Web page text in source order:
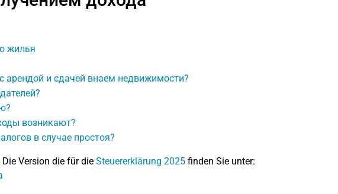
жилья
арендой и сдачей внаем недвижимости?
возникают?
в случае простоя?
Die Version die für die Steuererklärung 2025finden Sie unter: